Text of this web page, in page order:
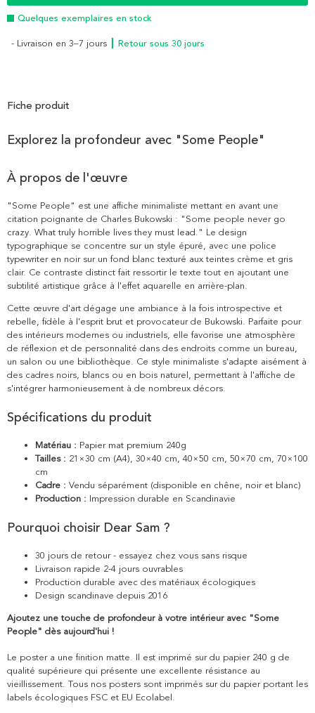
Quelques exemplaires en stock
- Livraison en 3–7 jours ┃ Retour sous 30 jours
Fiche produit
Explorez la profondeur avec "Some People"
À propos de l'œuvre
"Some People" est une affiche minimaliste mettant en avant une
citation poignante de Charles Bukowski : "Some people never go
crazy. What truly horrible lives they must lead." Le design
typographique se concentre sur un style épuré, avec une police
typewriter en noir sur un fond blanc texturé aux teintes crème et gris
clair. Ce contraste distinct fait ressortir le texte tout en ajoutant une
subtilité artistique grâce à l'effet aquarelle en arrière-plan.
Cette œuvre d'art dégage une ambiance à la fois introspective et
rebelle, fidèle à l'esprit brut et provocateur de Bukowski. Parfaite pour
des intérieurs modernes ou industriels, elle favorise une atmosphère
de réflexion et de personnalité dans des endroits comme un bureau,
un salon ou une bibliothèque. Ce style minimaliste s'adapte aisément à
des cadres noirs, blancs ou en bois naturel, permettant à l'affiche de
s'intégrer harmonieusement à de nombreux décors.
Spécifications du produit
Matériau : Papier mat premium 240g
Tailles : 21×30 cm (A4), 30×40 cm, 40×50 cm, 50×70 cm, 70×100
cm
Cadre : Vendu séparément (disponible en chêne, noir et blanc)
Production : Impression durable en Scandinavie
Pourquoi choisir Dear Sam ?
30 jours de retour - essayez chez vous sans risque
Livraison rapide 2-4 jours ouvrables
Production durable avec des matériaux écologiques
Design scandinave depuis 2016
Ajoutez une touche de profondeur à votre intérieur avec "Some
People" dès aujourd'hui !
Le poster a une finition matte. Il est imprimé sur du papier 240 g de
qualité supérieure qui présente une excellente résistance au
vieillissement. Tous nos posters sont imprimés sur du papier portant les
labels écologiques FSC et EU Ecolabel.